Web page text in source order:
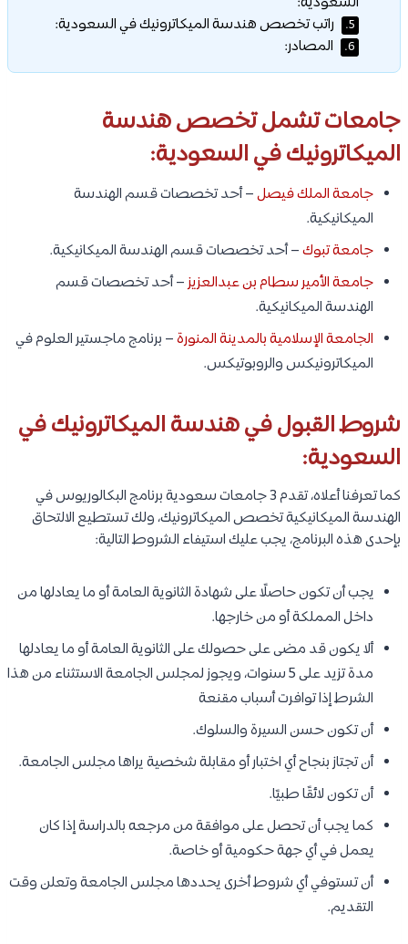
5. راتب تخصص هندسة الميكاترونيك في السعودية:
6. المصادر:
جامعات تشمل تخصص هندسة
الميكاترونيك في السعودية:
جامعة الملك فيصل– أحد تخصصات قسم الهندسة
الميكانيكية.
جامعة تبوك– أحد تخصصات قسم الهندسة الميكانيكية.
جامعة الأمير سطام بن عبدالعزيز– أحد تخصصات قسم
الهندسة الميكانيكية.
الجامعة الإسلامية بالمدينة المنورة– برنامج ماجستير العلوم في
الميكاترونيكس والروبوتيكس.
شروط القبول في هندسة الميكاترونيك في
السعودية:
كما تعرفنا أعلاه، تقدم 3 جامعات سعودية برنامج البكالوريوس في
الهندسة الميكانيكية تخصص الميكاترونيك، ولك تستطيع الالتحاق
بإحدى هذه البرنامج، يجب عليك استيفاء الشروط التالية:
يجب أن تكون حاصلًا على شهادة الثانوية العامة أو ما يعادلها من
داخل المملكة أو من خارجها.
ألا يكون قد مضى على حصولك على الثانوية العامة أو ما يعادلها
مدة تزيد على 5 سنوات، ويجوز لمجلس الجامعة الاستثناء من هذا
الشرط إذا توافرت أسباب مقنعة
أن تكون حسن السيرة والسلوك.
أن تجتاز بنجاح أي اختبار أو مقابلة شخصية يراها مجلس الجامعة.
أن تكون لائقًا طبيًا.
كما يجب أن تحصل على موافقة من مرجعه بالدراسة إذا كان
يعمل في أي جهة حكومية أو خاصة.
أن تستوفي أي شروط أخرى يحددها مجلس الجامعة وتعلن وقت
التقديم.